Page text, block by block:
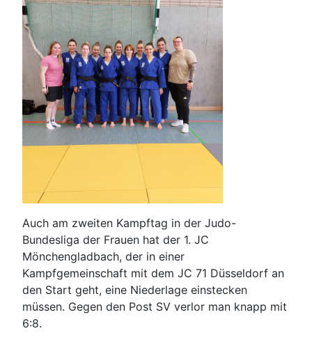
Auch am zweiten Kampftag in der Judo-
Bundesliga der Frauen hat der 1. JC
Mönchengladbach, der in einer
Kampfgemeinschaft mit dem JC 71 Düsseldorf an
den Start geht, eine Niederlage einstecken
müssen. Gegen den Post SV verlor man knapp mit
6:8.